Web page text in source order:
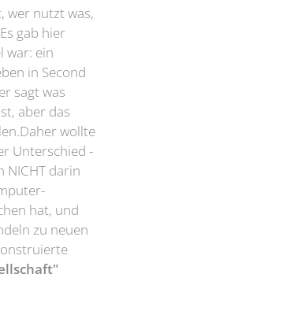
wer nutzt was,
gab hier
war: ein
in Second
sagt was
aber das
wollte
Unterschied -
NICHT darin
hat, und
zu neuen